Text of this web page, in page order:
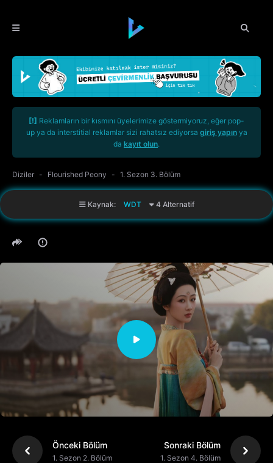
[!] Reklamların bir kısmını üyelerimize göstermiyoruz, eğer pop-
up ya da interstitial reklamlar sizi rahatsız ediyorsa giriş yapınya
da kayıt olun.
Diziler Flourished Peony 1. Sezon 3. Bölüm
Kaynak: WDT 4 Alternatif
Önceki Bölüm
1. Sezon 2. Bölüm
Sonraki Bölüm
1. Sezon 4. Bölüm